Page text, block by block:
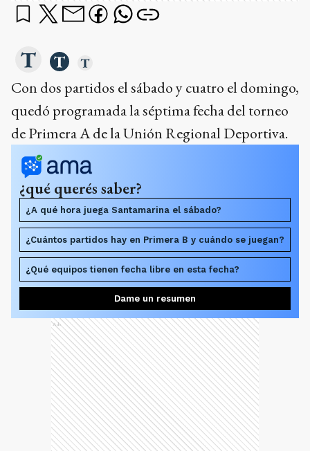
Con dos partidos el sábado y cuatro el domingo,
quedó programada la séptima fecha del torneo
de Primera A de la Unión Regional Deportiva.
¿qué querés saber?
¿A qué hora juega Santamarina el sábado?
¿Cuántos partidos hay en Primera B y cuándo se juegan?
¿Qué equipos tienen fecha libre en esta fecha?
Dame un resumen
Ads